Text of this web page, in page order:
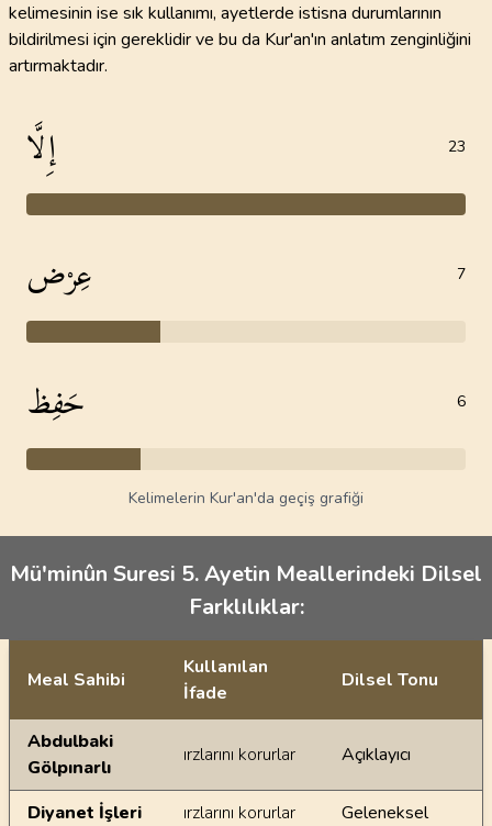
kelimesinin ise sık kullanımı, ayetlerde istisna durumlarının
bildirilmesi için gereklidir ve bu da Kur'an'ın anlatım zenginliğini
artırmaktadır.
إِلَّا 23
عِرْض 7
حَفِظ 6
Kelimelerin Kur'an'da geçiş grafiği
Mü'minûn Suresi 5. Ayetin Meallerindeki Dilsel
Farklılıklar:
Ayetin meallerindeki dilsel farklılıklar
Meal Sahibi
Kullanılan
İfade
Dilsel Tonu
Abdulbaki
Gölpınarlı
ırzlarını korurlar Açıklayıcı
Diyanet İşleri ırzlarını korurlar
Geleneksel